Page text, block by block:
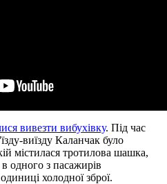
вивезти вибухівку. Під час
виїзду Каланчак було
містилася тротилова шашка,
одного з пасажирів
холодної зброї.